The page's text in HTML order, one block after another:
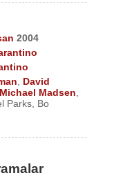
2004
David
Michael Madsen
Parks Bo